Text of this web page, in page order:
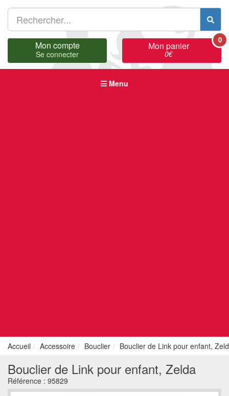
Mon compte
Se connecter
Mon panier
0€
0
Menu
Accueil Accessoire Bouclier Bouclier de Link pour enfant,
Bouclier de Link pour enfant, Zelda
Référence : 95829